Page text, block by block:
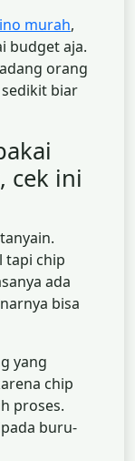
murah,
budget aja.
orang
biar
cek ini
tapi chip
ada
bisa
yang
chip
proses.
buru-